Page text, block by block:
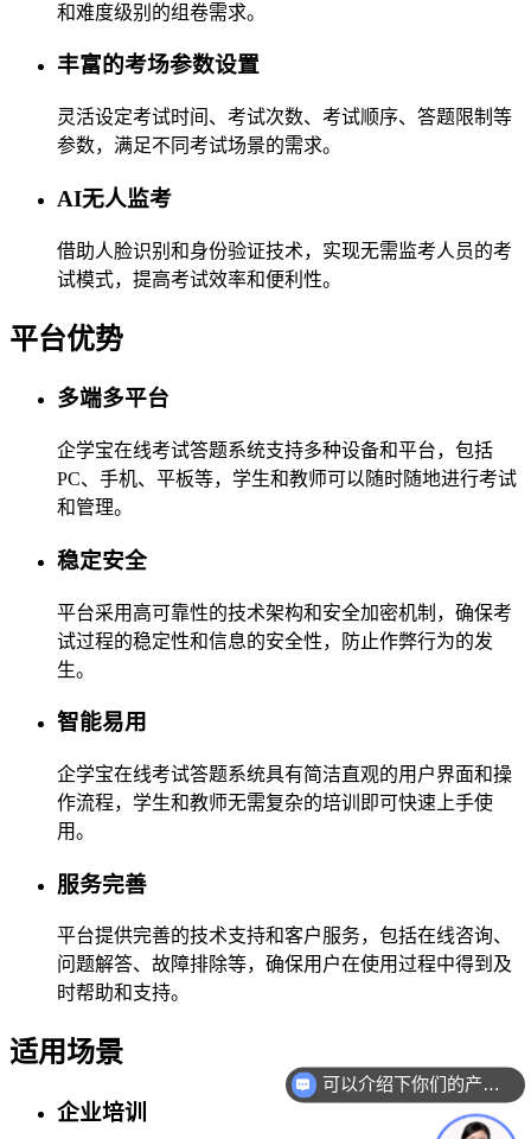
和难度级别的组卷需求。
丰富的考场参数设置
灵活设定考试时间、考试次数、考试顺序、答题限制等
参数，满足不同考试场景的需求。
AI无人监考
借助人脸识别和身份验证技术，实现无需监考人员的考
试模式，提高考试效率和便利性。
平台优势
多端多平台
企学宝在线考试答题系统支持多种设备和平台，包括
PC、手机、平板等，学生和教师可以随时随地进行考试
和管理。
稳定安全
平台采用高可靠性的技术架构和安全加密机制，确保考
试过程的稳定性和信息的安全性，防止作弊行为的发
生。
智能易用
企学宝在线考试答题系统具有简洁直观的用户界面和操
作流程，学生和教师无需复杂的培训即可快速上手使
用。
服务完善
平台提供完善的技术支持和客户服务，包括在线咨询、
问题解答、故障排除等，确保用户在使用过程中得到及
时帮助和支持。
适用场景
企业培训
可以介绍下你们的产品么？